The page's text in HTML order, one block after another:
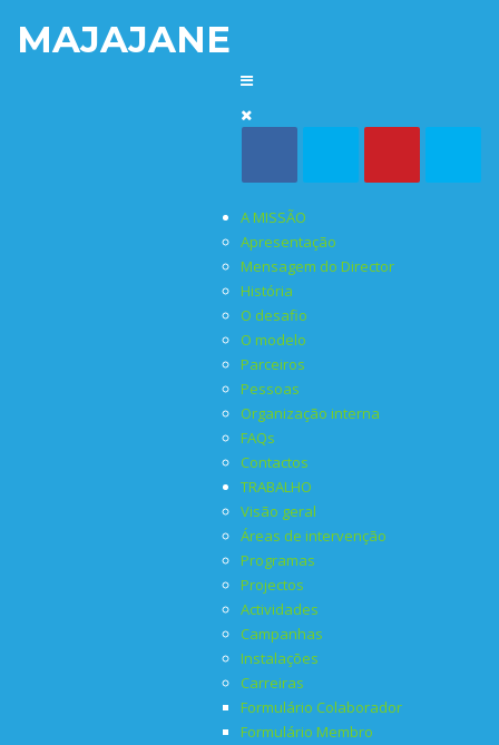
MAJAJANE
A MISSÃO
Apresentação
Mensagem do Director
História
O desafio
O modelo
Parceiros
Pessoas
Organização interna
FAQs
Contactos
TRABALHO
Visão geral
Áreas de intervenção
Programas
Projectos
Actividades
Campanhas
Instalações
Carreiras
Formulário Colaborador
Formulário Membro